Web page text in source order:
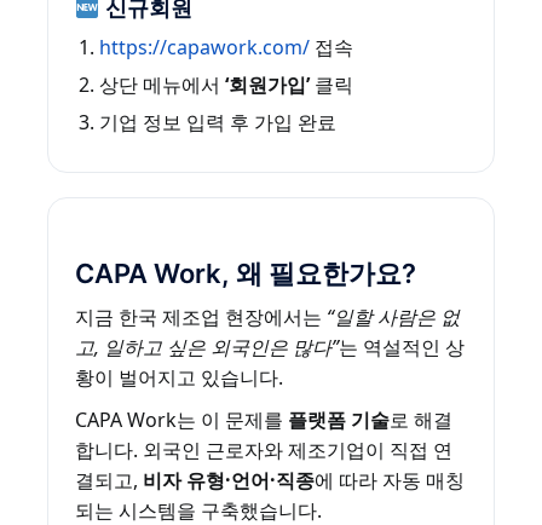
신규회원
https://capawork.com/ 접속
상단 메뉴에서 ‘회원가입’클릭
기업 정보 입력 후 가입 완료
CAPA Work, 왜 필요한가요?
지금 한국 제조업 현장에서는 “일할 사람은 없
고, 일하고 싶은 외국인은 많다”는 역설적인 상
황이 벌어지고 있습니다.
CAPA Work는 이 문제를 플랫폼 기술로 해결
합니다. 외국인 근로자와 제조기업이 직접 연
결되고, 비자 유형·언어·직종에 따라 자동 매칭
되는 시스템을 구축했습니다.